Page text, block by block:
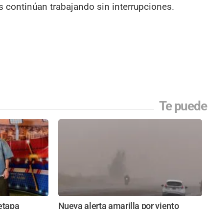
continúan trabajando sin interrupciones.
Te puede
Nueva alerta amarilla por viento